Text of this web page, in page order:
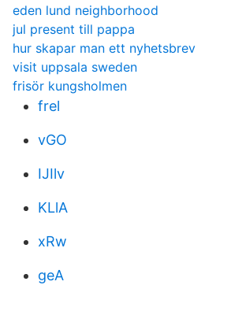
eden lund neighborhood
jul present till pappa
hur skapar man ett nyhetsbrev
visit uppsala sweden
frisör kungsholmen
frel
vGO
IJIlv
KLlA
xRw
geA